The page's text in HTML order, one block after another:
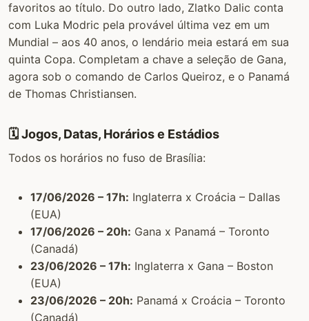
favoritos ao título. Do outro lado, Zlatko Dalic conta
com Luka Modric pela provável última vez em um
Mundial – aos 40 anos, o lendário meia estará em sua
quinta Copa. Completam a chave a seleção de Gana,
agora sob o comando de Carlos Queiroz, e o Panamá
de Thomas Christiansen.
🗓️ Jogos, Datas, Horários e Estádios
Todos os horários no fuso de Brasília:
17/06/2026 – 17h: Inglaterra x Croácia – Dallas
(EUA)
17/06/2026 – 20h: Gana x Panamá – Toronto
(Canadá)
23/06/2026 – 17h: Inglaterra x Gana – Boston
(EUA)
23/06/2026 – 20h: Panamá x Croácia – Toronto
(Canadá)